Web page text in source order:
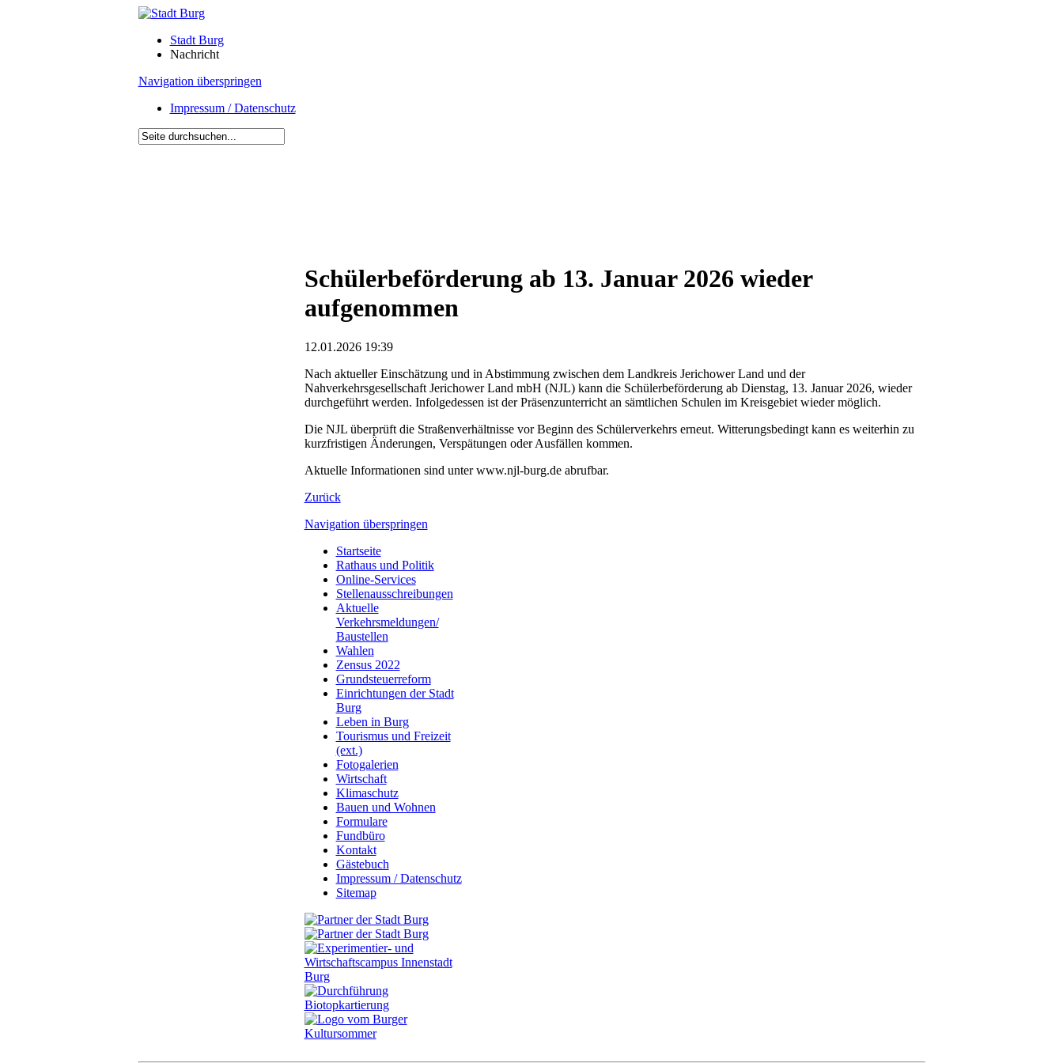
Stadt Burg
Nachricht
Navigation überspringen
Impressum / Datenschutz
Schülerbeförderung ab 13. Januar 2026 wieder
aufgenommen
12.01.2026 19:39
Nach aktueller Einschätzung und in Abstimmung zwischen dem Landkreis Jerichower Land und der
Nahverkehrsgesellschaft Jerichower Land mbH (NJL) kann die Schülerbeförderung ab Dienstag, 13. Januar 2026, wieder
durchgeführt werden. Infolgedessen ist der Präsenzunterricht an sämtlichen Schulen im Kreisgebiet wieder möglich.
Die NJL überprüft die Straßenverhältnisse vor Beginn des Schülerverkehrs erneut. Witterungsbedingt kann es weiterhin zu
kurzfristigen Änderungen, Verspätungen oder Ausfällen kommen.
Aktuelle Informationen sind unter www.njl-burg.de abrufbar.
Zurück
Navigation überspringen
Startseite
Rathaus und Politik
Online-Services
Stellenausschreibungen
Aktuelle
Verkehrsmeldungen/
Baustellen
Wahlen
Zensus 2022
Grundsteuerreform
Einrichtungen der Stadt
Burg
Leben in Burg
Tourismus und Freizeit
(ext.)
Fotogalerien
Wirtschaft
Klimaschutz
Bauen und Wohnen
Formulare
Fundbüro
Kontakt
Gästebuch
Impressum / Datenschutz
Sitemap